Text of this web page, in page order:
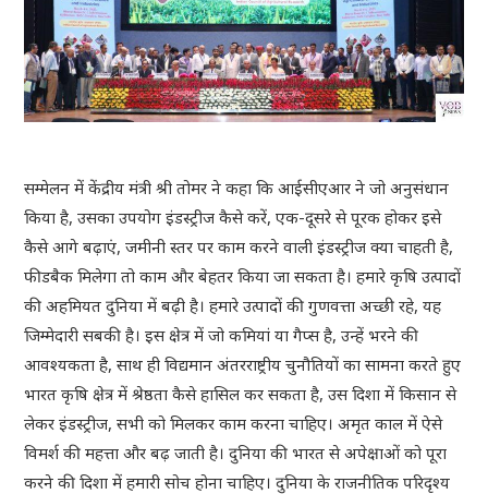
सम्मेलन में केंद्रीय मंत्री श्री तोमर ने कहा कि आईसीएआर ने जो अनुसंधान
किया है, उसका उपयोग इंडस्ट्रीज कैसे करें, एक-दूसरे से पूरक होकर इसे
कैसे आगे बढ़ाएं, जमीनी स्तर पर काम करने वाली इंडस्ट्रीज क्या चाहती है,
फीडबैक मिलेगा तो काम और बेहतर किया जा सकता है। हमारे कृषि उत्पादों
की अहमियत दुनिया में बढ़ी है। हमारे उत्पादों की गुणवत्ता अच्छी रहे, यह
जिम्मेदारी सबकी है। इस क्षेत्र में जो कमियां या गैप्स है, उन्हें भरने की
आवश्यकता है, साथ ही विद्यमान अंतरराष्ट्रीय चुनौतियों का सामना करते हुए
भारत कृषि क्षेत्र में श्रेष्ठता कैसे हासिल कर सकता है, उस दिशा में किसान से
लेकर इंडस्ट्रीज, सभी को मिलकर काम करना चाहिए। अमृत काल में ऐसे
विमर्श की महत्ता और बढ़ जाती है। दुनिया की भारत से अपेक्षाओं को पूरा
करने की दिशा में हमारी सोच होना चाहिए। दुनिया के राजनीतिक परिदृश्य